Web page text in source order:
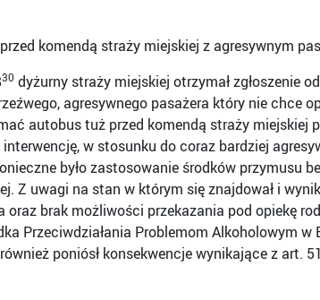
komendą straży miejskiej z agresywnym
30 dyżurny straży miejskiej otrzymał zgłoszenie
agresywnego pasażera który nie chce
autobus tuż przed komendą straży miejskiej
w stosunku do coraz bardziej
było zastosowanie środków przymusu
Z uwagi na stan w którym się znajdował i
brak możliwości przekazania pod opiekę
Przeciwdziałania Problemom Alkoholowym w
poniósł konsekwencje wynikające z art.